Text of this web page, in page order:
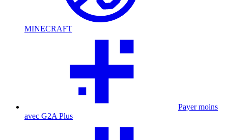
MINECRAFT
Payer moins
avec G2A Plus